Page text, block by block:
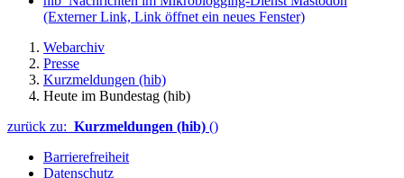
(Externer Link, Link öffnet ein neues Fenster)
Webarchiv
Presse
Kurzmeldungen (hib)
Heute im Bundestag (hib)
zurück zu: Kurzmeldungen (hib) ()
Barrierefreiheit
Datenschutz